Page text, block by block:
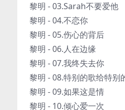
黎明 - 03.Sarah不要爱他
黎明 - 04.不恋你
黎明 - 05.伤心的背后
黎明 - 06.人在边缘
黎明 - 07.我终失去你
黎明 - 08.特别的歌给特别
黎明 - 09.如果这是情
黎明 - 10.倾心爱一次